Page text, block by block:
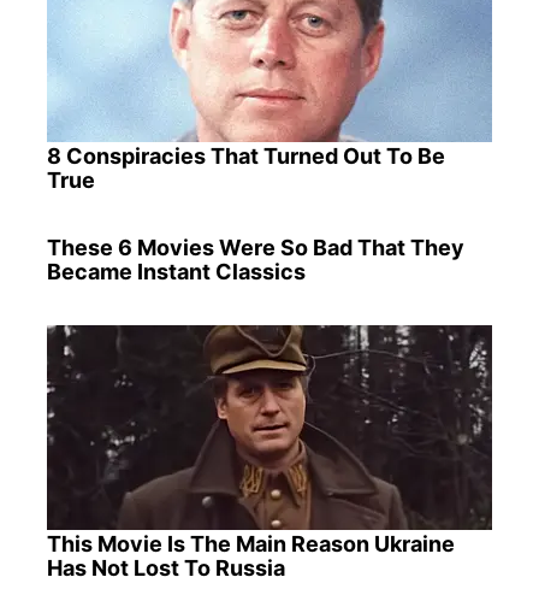
8 Conspiracies That Turned Out To Be
True
These 6 Movies Were So Bad That They
Became Instant Classics
This Movie Is The Main Reason Ukraine
Has Not Lost To Russia